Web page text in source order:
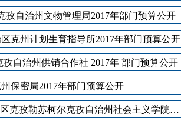
孜自治州文物管理局2017年部门预算公开
克州计划生育指导所2017年部门预算公开
孜自治州供销合作社 2017年 部门预算公开
保密局2017年部门预算公开
新疆维吾尔自治区克孜勒苏柯尔克孜自治州社会主义学院2017年部门预算公开